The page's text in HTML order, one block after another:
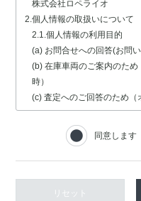
株式会社ロペライオ
2.個人情報の取扱いについて
2.1.個人情報の利用目的
(a) お問合せへの回答(お問
(b) 在庫車両のご案内のた
時）
(c) 査定へのご回答のため（
(d) 車検・修理関連の回答
(e) 採用選考業務（採用情報
2.2.個人情報の取扱いの委託
情報の安全管理が図られる
同意します
リセット